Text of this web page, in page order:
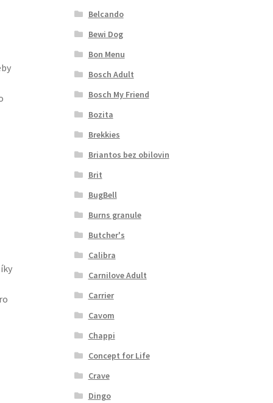
Belcando
Bewi Dog
Bon Menu
Bosch Adult
Bosch My Friend
Bozita
Brekkies
Briantos bez obilovin
Brit
BugBell
Burns granule
Butcher's
Calibra
Carnilove Adult
Carrier
Cavom
Chappi
Concept for Life
Crave
Dingo